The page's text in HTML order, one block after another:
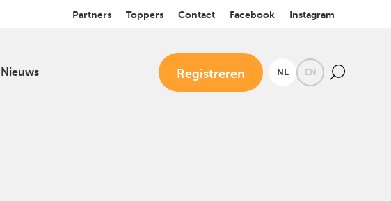
Partners Toppers Contact Facebook Instagram
Nieuws Registreren NL EN